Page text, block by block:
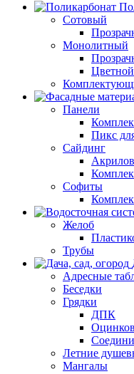
Сотовый
Монолитный
Цветной
Панели
Пикс
Сайдинг
Софиты
Желоб
Трубы
Адресные
Беседки
Грядки
ДПК
Летние
Мангалы